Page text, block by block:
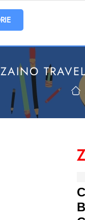
ZAINO